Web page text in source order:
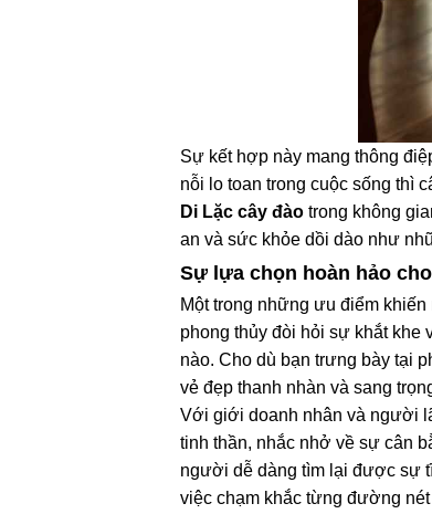
Sự kết hợp này mang thông
nỗi lo toan trong cuộc sống thì
Di Lặc cây đàotrong không
an và sức khỏe dồi dào như
Sự lựa chọn hoàn hảo
Một trong những ưu điểm
phong thủy đòi hỏi sự khắt khe
nào. Cho dù bạn trưng bày tại
vẻ đẹp thanh nhàn và sang
Với giới doanh nhân và người
tinh thần, nhắc nhở về sự cân
người dễ dàng tìm lại được sự
việc chạm khắc từng đường